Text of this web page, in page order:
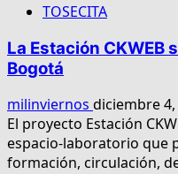
TOSECITA
La Estación CKWEB
Bogotá
milinviernos diciembre 4,
El proyecto Estación
espacio-laboratorio que
formación, circulación,